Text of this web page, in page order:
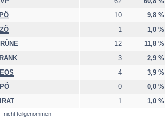
nicht teilgenommen
10 9,8 %
1 1,0 %
12 11,8 %
3 2,9 %
4 3,9 %
0 0,0 %
1 1,0 %